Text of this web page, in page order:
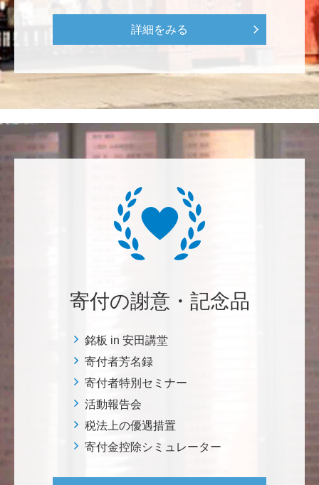
じ、その一助となりたく寄付を決意いたしました。 <
経済学研究科・経済学部支援基金>
図書館の益々の充実とご発展を陰ながら応援しており
ます。 <東京大学附属図書館支援プロジェクト>
植物は、実は植物同士全世界の植物で繋がっている。
植物が未来に繋がっている。 地球や室内の空気清浄、
浄化作用を行っていて、綺麗クリーンにしてくれてい
る。 植物、素晴らしい。 世界の学会でも、子供たち
にも、植物の素晴らしさ、凄さを伝えていってほし
美味しいお寿司、刺身、美味しい魚、美味しい日本
も未来永劫 美味しいお寿司、刺身、日本米を子供た
ち、孫たち、子々孫々へ <国際水産研究教育基金>
荒木 雅子
イタリアと日本が協力して頑張っている壮大な発掘調
詳細をみる
寄付の謝意・記念品
銘板 in 安田講堂
寄付者芳名録
寄付者特別セミナー
活動報告会
税法上の優遇措置
寄付金控除シミュレーター